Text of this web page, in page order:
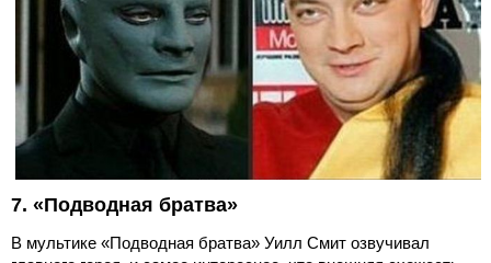
7. «Подводная братва»
В мультике «Подводная братва» Уилл Смит озвучивал